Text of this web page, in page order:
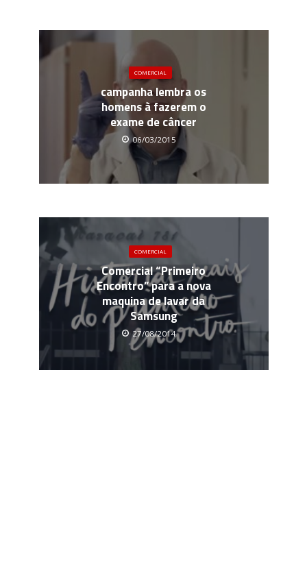
COMERCIAL
campanha lembra os
homens à fazerem o
exame de câncer
06/03/2015
COMERCIAL
Comercial “Primeiro
Encontro” para a nova
maquina de lavar da
Samsung
27/08/2014